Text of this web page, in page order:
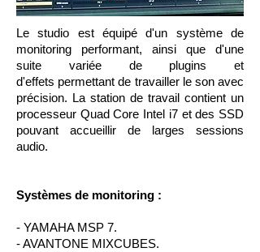
Le studio est équipé d'un système de
monitoring performant, ainsi que d'une
suite variée de plugins et
d'effets permettant de travailler le son avec
précision. La station de travail contient un
processeur Quad Core Intel i7 et des SSD
pouvant accueillir de larges sessions
audio.
Systèmes de monitoring :
- YAMAHA MSP 7.
- AVANTONE MIXCUBES.